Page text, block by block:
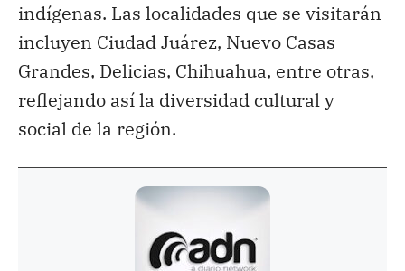
indígenas. Las localidades que se visitarán
incluyen Ciudad Juárez, Nuevo Casas
Grandes, Delicias, Chihuahua, entre otras,
reflejando así la diversidad cultural y
social de la región.